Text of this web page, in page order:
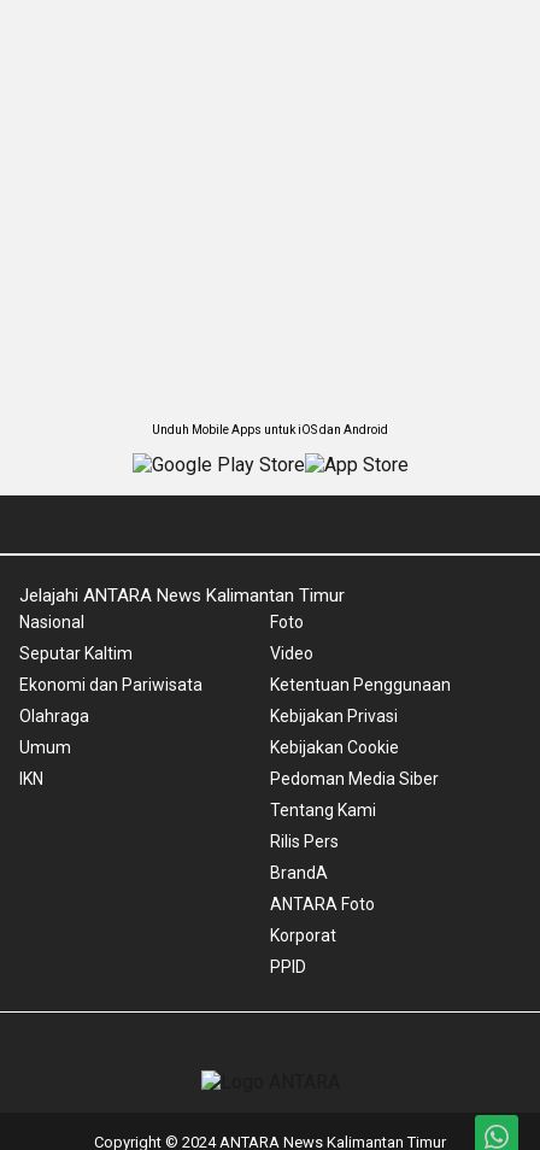
Unduh Mobile Apps untuk iOS dan Android
Jelajahi ANTARA News Kalimantan Timur
Nasional
Seputar Kaltim
Ekonomi dan Pariwisata
Olahraga
Umum
IKN
Foto
Video
Ketentuan Penggunaan
Kebijakan Privasi
Kebijakan Cookie
Pedoman Media Siber
Tentang Kami
Rilis Pers
BrandA
ANTARA Foto
Korporat
PPID
Copyright © 2024 ANTARA News Kalimantan Timur